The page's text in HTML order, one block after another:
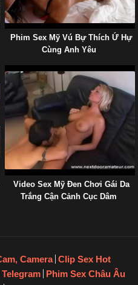
Phim Sex Mỹ Vú Bự Thích Ứ Hự
Cùng Anh Yêu
Video Sex Mỹ Đen Chơi Gái Da
Trắng Cận Cảnh Cục Dâm
Camera Clip Sex Hot
Phim Sex Châu Âu